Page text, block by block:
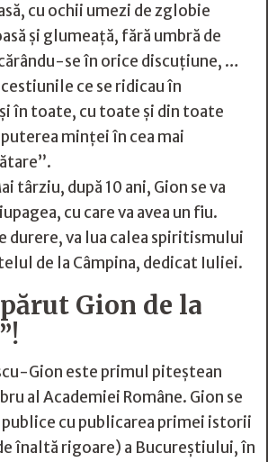
cu ochii umezi de zglobie
și glumeață, fără umbră de
se în orice discuțiune, …
ce se ridicau în
în toate, cu toate și din toate
minței în cea mai
târziu, după 10 ani, Gion se va
cu care va avea un fiu.
durere, va lua calea spiritismului
de la Câmpina, dedicat Iuliei.
Gion de la
Gion este primul piteștean
al Academiei Române. Gion se
cu publicarea primei istorii
înaltă rigoare) a Bucureștiului, în